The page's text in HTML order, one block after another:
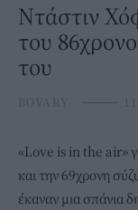
Ντάστιν
του
του
BOVARY ⸻
«Love is in the air»
και την 69χρονη
έκαναν μια σπάνια